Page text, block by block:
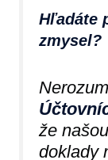
Hľadáte
zmysel?
že
doklady